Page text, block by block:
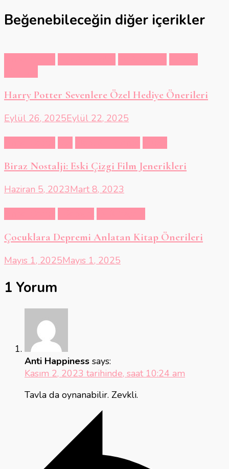
Beğenebileceğin diğer içerikler
Harry Potter Sevenlere Özel Hediye Önerileri
Eylül 26, 2025Eylül 22, 2025
Biraz Nostalji: Eski Çizgi Film Jenerikleri
Haziran 5, 2023Mart 8, 2023
Çocuklara Depremi Anlatan Kitap Önerileri
Mayıs 1, 2025Mayıs 1, 2025
1 Yorum
Anti Happiness says:
Kasım 2, 2023 tarihinde, saat 10:24 am
Tavla da oynanabilir. Zevkli.